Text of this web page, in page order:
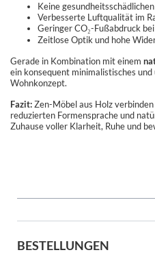
Keine
Verbesserte Luftqualität im
Geringer CO₂-Fußabdruck
Zeitlose Optik und hohe
Gerade in Kombination mit einem
ein konsequent minimalistisches
Wohnkonzept.
Fazit:Zen-Möbel aus Holz
reduzierten Formensprache und
Zuhause voller Klarheit, Ruhe und
BESTELLUNGEN